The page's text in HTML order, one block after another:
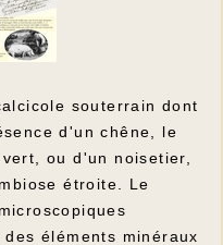
souterrain dont
d'un chêne, le
ou d'un noisetier,
étroite. Le
éléments minéraux